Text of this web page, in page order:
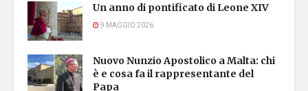
Un anno di pontificato di Leone XIV
9 MAGGIO 2026
Nuovo Nunzio Apostolico a Malta: chi
è e cosa fa il rappresentante del
Papa